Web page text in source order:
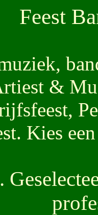
Feest
&
Kies